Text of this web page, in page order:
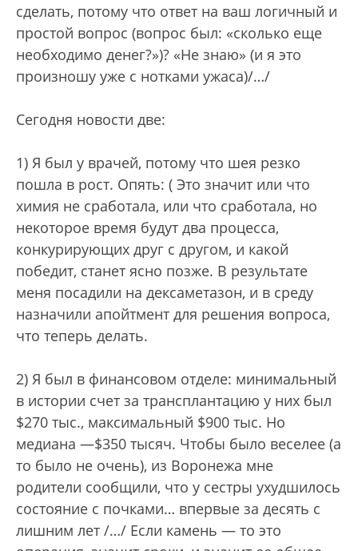
сделать, потому что ответ на ваш логичный и
простой вопрос (вопрос был: «сколько еще
необходимо денег?»)? «Не знаю» (и я это
произношу уже с нотками ужаса)/…/
Сегодня новости две:
1) Я был у врачей, потому что шея резко
пошла в рост. Опять: ( Это значит или что
химия не сработала, или что сработала, но
некоторое время будут два процесса,
конкурирующих друг с другом, и какой
победит, станет ясно позже. В результате
меня посадили на дексаметазон, и в среду
назначили апойтмент для решения вопроса,
что теперь делать.
2) Я был в финансовом отделе: минимальный
в истории счет за трансплантацию у них был
$270 тыс., максимальный $900 тыс. Но
медиана —$350 тысяч. Чтобы было веселее (а
то было не очень), из Воронежа мне
родители сообщили, что у сестры ухудшилось
состояние с почками… впервые за десять с
лишним лет /…/ Если камень — то это